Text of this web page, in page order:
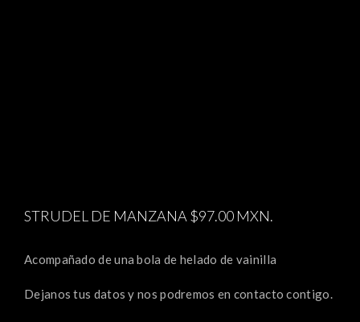
STRUDEL DE MANZANA $97.00 MXN.
Acompañado de una bola de helado de vainilla
Dejanos tus datos y nos podremos en contacto contigo.